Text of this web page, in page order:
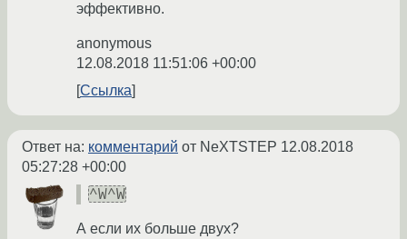
эффективно.
anonymous
12.08.2018 11:51:06 +00:00
Ссылка
Ответ на: комментарий от NeXTSTEP 12.08.2018
05:27:28 +00:00
^W^W
А если их больше двух?